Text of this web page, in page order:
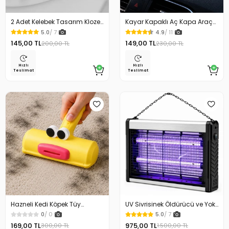
2 Adet Kelebek Tasarım Klozet
Kaldırma Aparatı Gold Renk
5.0/ 7
145,00 TL200,00 TL
Hızlı
Teslimat
Kayar Kapaklı Aç Kapa Araç
Torpido Üstü Fosforlu
Numaratör Park Numaratörü
4.9/ 11
149,00 TL230,00 TL
Hızlı
Teslimat
Hazneli Kedi Köpek Tüy
Temizleyici Kıl Toplayıcı Ördek
Tasarımlı
0/ 0
169,00 TL300,00 TL
UV Sivrisinek Öldürücü ve Yok
Edici Elektrikli Mega Boy Sinek
Öldürücü Cihaz Cız Lamba
Mor Işık Asılabilir Taşınabilir
5.0/ 7
975,00 TL1.500,00 TL